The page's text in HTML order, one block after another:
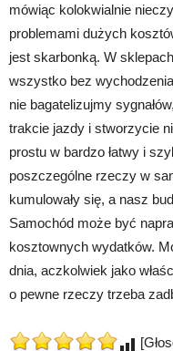
mówiąc kolokwialnie
problemami dużych
jest skarbonką. W
wszystko bez
nie bagatelizujmy
trakcie jazdy i stworzycie
prostu w bardzo łatwy i
poszczególne rzeczy w
kumulowały się, a nasz
Samochód może być
kosztownych wydatków.
dnia, aczkolwiek jako
o pewne rzeczy trzeba